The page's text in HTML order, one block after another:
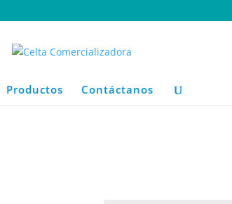
Productos Contáctanos